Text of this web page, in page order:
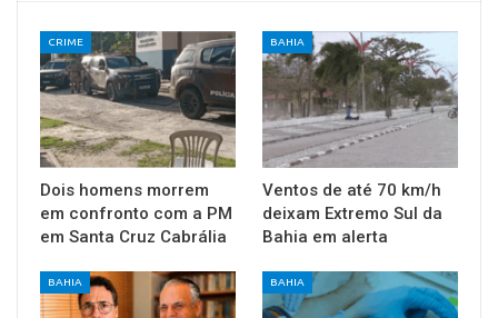
CRIME
Dois homens morrem
em confronto com a PM
em Santa Cruz Cabrália
BAHIA
Ventos de até 70 km/h
deixam Extremo Sul da
Bahia em alerta
BAHIA BAHIA